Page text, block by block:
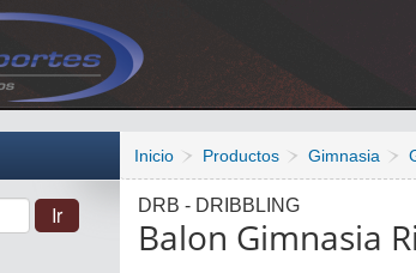
Inicio Productos Gimnasia
DRB - DRIBBLING
Balon Gimnasia